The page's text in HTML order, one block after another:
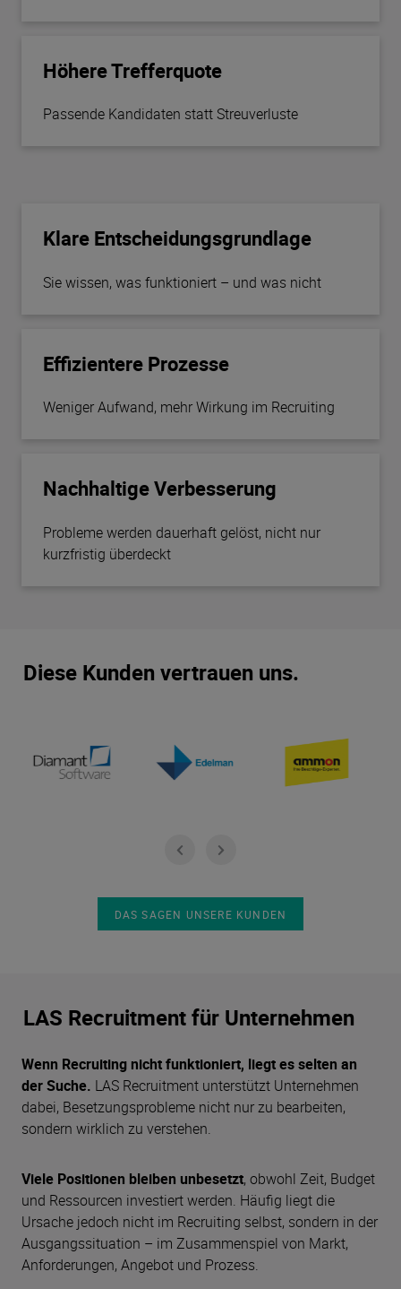
Höhere Trefferquote
Passende Kandidaten statt Streuverluste
Klare Entscheidungsgrundlage
Sie wissen, was funktioniert – und was nicht
Effizientere Prozesse
Weniger Aufwand, mehr Wirkung im Recruiting
Nachhaltige Verbesserung
Probleme werden dauerhaft gelöst, nicht nur
kurzfristig überdeckt
Diese Kunden vertrauen uns.
DAS SAGEN UNSERE KUNDEN
LAS Recruitment für Unternehmen
Wenn Recruiting nicht funktioniert, liegt es selten an
der Suche. LAS Recruitment unterstützt Unternehmen
dabei, Besetzungsprobleme nicht nur zu bearbeiten,
sondern wirklich zu verstehen.
Viele Positionen bleiben unbesetzt, obwohl Zeit, Budget
und Ressourcen investiert werden. Häufig liegt die
Ursache jedoch nicht im Recruiting selbst, sondern in der
Ausgangssituation – im Zusammenspiel von Markt,
Anforderungen, Angebot und Prozess.